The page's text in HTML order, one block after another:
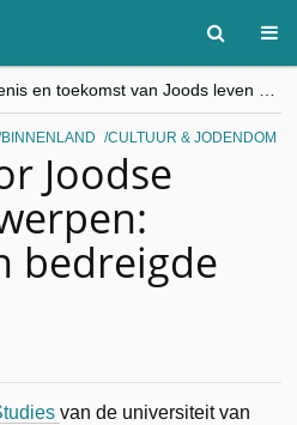
“Besnijdenisdebat toont hoe moeilijk seculiere Westen minderheden begrijpt”, Jinnih Beels (Vooruit)
CITYTRIP | ROEMENIË – Boekarest: de verrassing van Oost-Europa
BINNENLAND CULTUUR & JODENDOM
Joodse
bedreigde
van de universiteit van